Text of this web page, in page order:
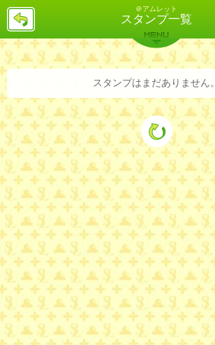
＠アムレット
スタンプ一覧
戻
バックナンバー 詳細検索 ランキング
MENU
スタンプはまだありません。